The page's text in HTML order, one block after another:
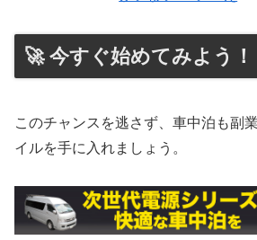
🚀 今すぐ始めてみよう！
このチャンスを逃さず、車中泊も副
イルを手に入れましょう。